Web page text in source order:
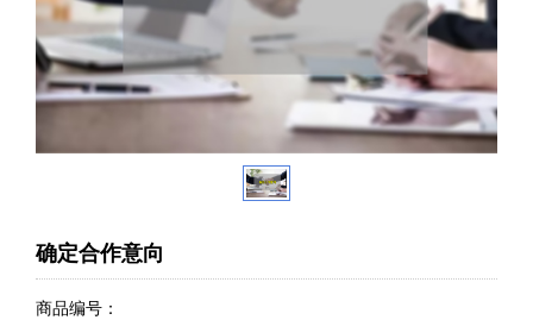
确定合作意向
商品编号：